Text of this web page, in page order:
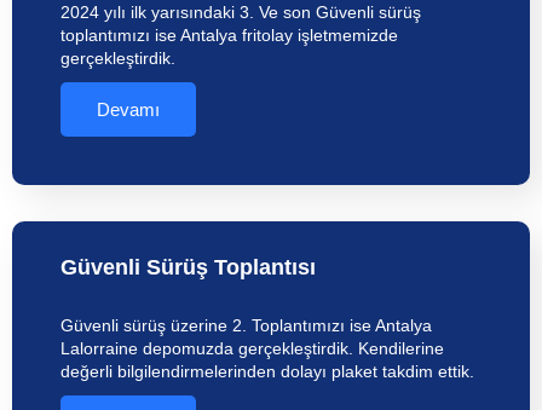
2024 yılı ilk yarısındaki 3. Ve son Güvenli sürüş
toplantımızı ise Antalya fritolay işletmemizde
gerçekleştirdik.
Devamı
Güvenli Sürüş Toplantısı
Güvenli sürüş üzerine 2. Toplantımızı ise Antalya
Lalorraine depomuzda gerçekleştirdik. Kendilerine
değerli bilgilendirmelerinden dolayı plaket takdim ettik.